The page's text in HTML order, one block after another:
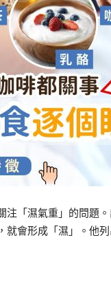
注「濕氣重」的問題
就會形成「濕」。他